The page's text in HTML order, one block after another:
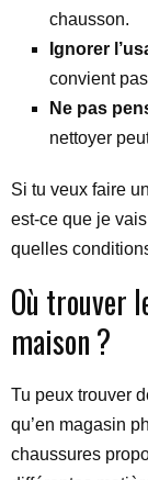
chausson.
Ignorer
convient
Ne pas
nettoyer
Si tu veux faire
est-ce que je
quelles
Où trouver
maison ?
Tu peux trouver
qu’en magasin
chaussures